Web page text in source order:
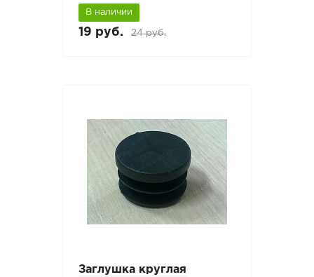
В наличии
19 руб. 24 руб.
Заглушка круглая